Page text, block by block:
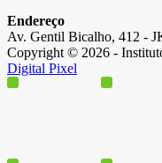
Endereço
Av. Gentil Bicalho, 412 -
Copyright © 2026 -
Digital Pixel